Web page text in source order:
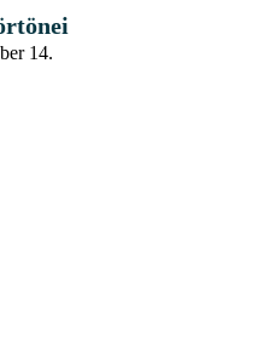
14.